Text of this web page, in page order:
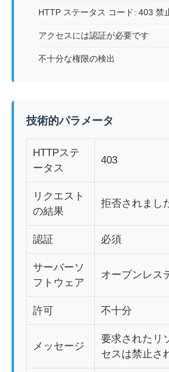
可変周波数ドライブ
プログラマブルロジックコント
ロボット関節モーター
人間の機械インターフェース
ギヤ減力剤
ACサーボモーター
HTTP ステータス コード: 403 禁
アクセスには認証が必要です
不十分な権限の検出
技術的パラメータ
HTTPステ
ータス
403
リクエスト
の結果
拒否されまし
認証 必須
サーバーソ
フトウェア
オープンレス
許可 不十分
メッセージ
要求されたリ
セスは禁止さ